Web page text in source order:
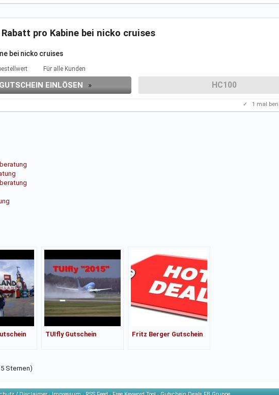
pro Kabine bei nicko cruises
bei nicko cruises
Für alle Kunden
GUTSCHEIN EINLÖSEN » HC100
✓ 1 mal
TUIfly Gutschein Fritz Berger Gutschein
Sternen)